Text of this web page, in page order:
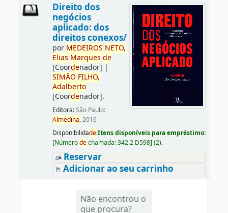
Direito dos
negócios
aplicado: dos
direitos conexos/
por MEDEIROS NETO,
Elias Marques de
[Coordenador] |
SIMÃO FILHO,
Adalberto
[Coordenador].
Editora:São Paulo:
Almedina,2016
Disponibilidade:Itens disponíveis para empréstimo:
[Númerodechamada:342.2 D598] (2).
Reservar
Adicionar ao seu carrinho
Não encontrou o
que procura?